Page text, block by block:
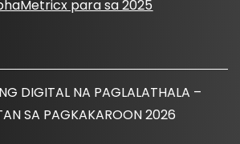
para sa 2025
DIGITAL NA PAGLALATHALA –
SA PAGKAKAROON 2026